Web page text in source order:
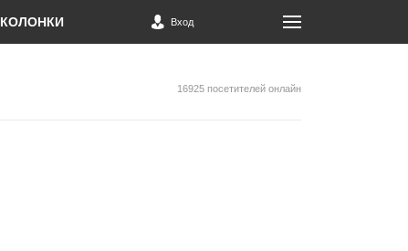
КОЛОНКИ Вход
16925 посетителей онлайн